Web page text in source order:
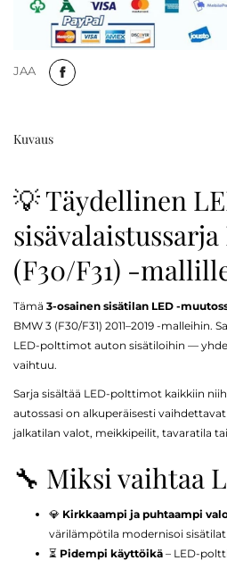
JAA
Kuvaus
💡 Täydellinen
sisävalaistussarja
(F30/F31) -
Tämä 3-osainen sisätilan LED -
BMW 3 (F30/F31) 2011–2019 -malleihin.
LED-polttimot auton sisätiloihin —
vaihtuu.
Sarja sisältää LED-polttimot kaikkiin
autossasi on alkuperäisesti
jalkatilan valot, meikkipeilit, tavaratila
🔧 Miksi vaihtaa
💎 Kirkkaampi ja puhtaampi
värilämpötila modernisoi
⏳ Pidempi käyttöikä – LED-